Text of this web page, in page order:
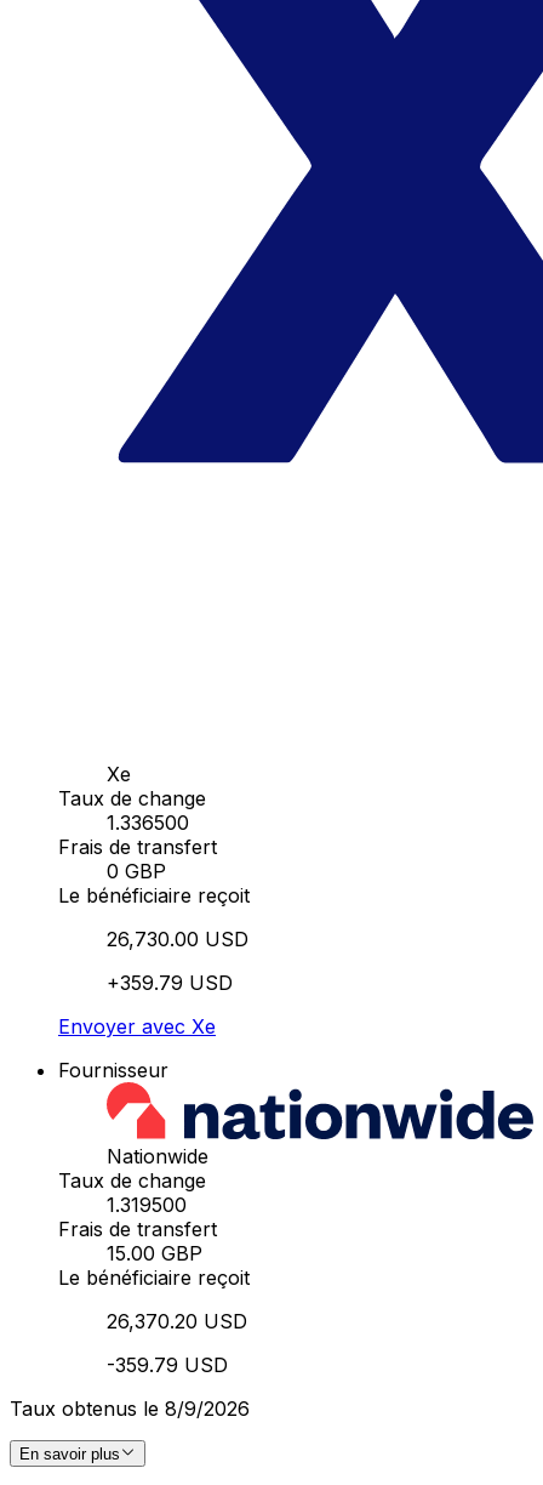
Xe
Taux de change
1.336500
Frais de transfert
0 GBP
Le bénéficiaire reçoit
26,730.00 USD
+359.79 USD
Envoyer avec Xe
Fournisseur
Nationwide
Taux de change
1.319500
Frais de transfert
15.00 GBP
Le bénéficiaire reçoit
26,370.20 USD
-359.79 USD
Taux obtenus le 8/9/2026
En savoir plus